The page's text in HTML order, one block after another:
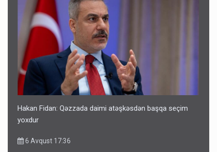
Hakan Fidan: Qəzzada daimi atəşkəsdən başqa seçim
yoxdur
6 Avqust 17:36